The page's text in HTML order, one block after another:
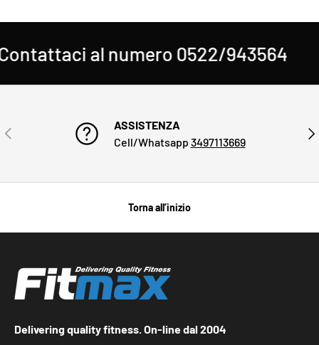
al numero 0522/943564
INDIETRO
ASSISTENZA
Cell/Whatsapp 3497113669
Torna all’inizio
Delivering quality fitness. On-line dal 2004